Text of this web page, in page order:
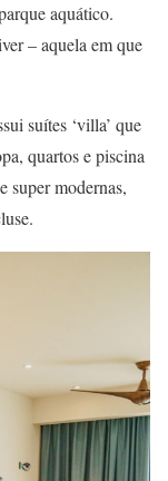
aquático.
– aquela em que
suítes ‘villa’ que
quartos e piscina
super modernas,